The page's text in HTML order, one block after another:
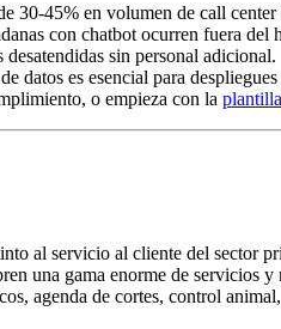
30-45% en volumen de call center
con chatbot ocurren fuera
sin personal adicional.
es esencial para despliegues
o empieza con la
al servicio al cliente del sector
una gama enorme de servicios
agenda de cortes, control